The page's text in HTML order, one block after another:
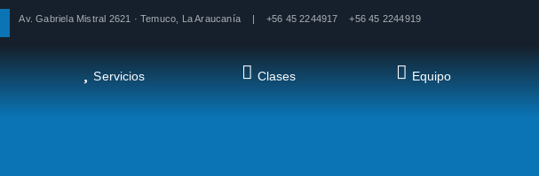
Av. Gabriela Mistral 2621 · Temuco, La Araucanía | +56 45 2244917 +56 45 2244919
Servicios Clases Equipo